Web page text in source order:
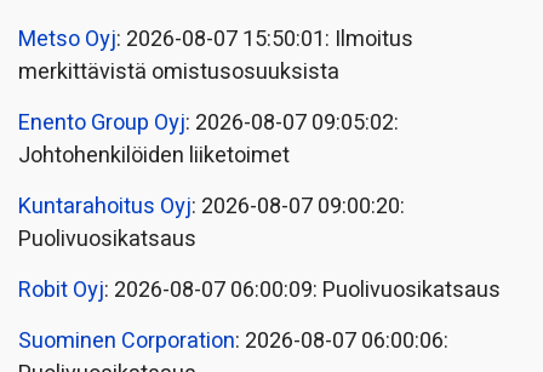
Metso Oyj: 2026-08-07 15:50:01: Ilmoitus
merkittävistä omistusosuuksista
Enento Group Oyj: 2026-08-07 09:05:02:
Johtohenkilöiden liiketoimet
Kuntarahoitus Oyj: 2026-08-07 09:00:20:
Puolivuosikatsaus
Robit Oyj: 2026-08-07 06:00:09: Puolivuosikatsaus
Suominen Corporation: 2026-08-07 06:00:06: